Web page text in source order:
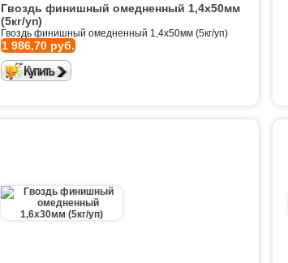
Гвоздь финишный омедненный 1,4х50мм
(5кг/уп)
Гвоздь финишный омедненный 1,4х50мм (5кг/уп)
1 986,70 руб.